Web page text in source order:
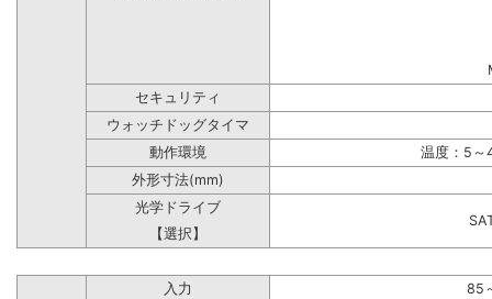
セキュリティ
ウォッチドッグタイマ
動作環境
温度：5
外形寸法(mm)
光学ドライブ
【選択】
入力 85